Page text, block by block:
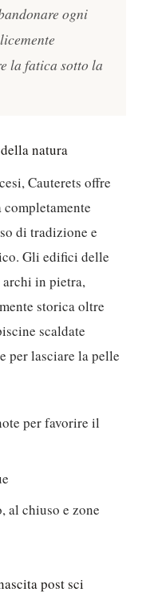
ogni
la fatica sotto la
natura
Cauterets offre
completamente
di tradizione e
Gli edifici delle
in pietra,
storica oltre
scaldate
per lasciare la pelle
per favorire il
al chiuso e zone
post sci